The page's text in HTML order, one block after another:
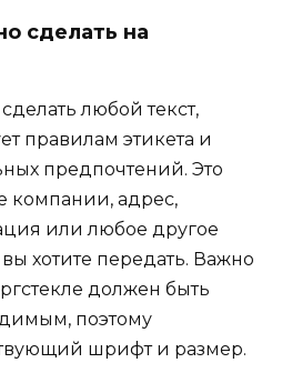
сделать на
любой текст,
правилам этикета и
предпочтений. Это
компании, адрес,
или любое другое
хотите передать. Важно
должен быть
поэтому
шрифт и размер.